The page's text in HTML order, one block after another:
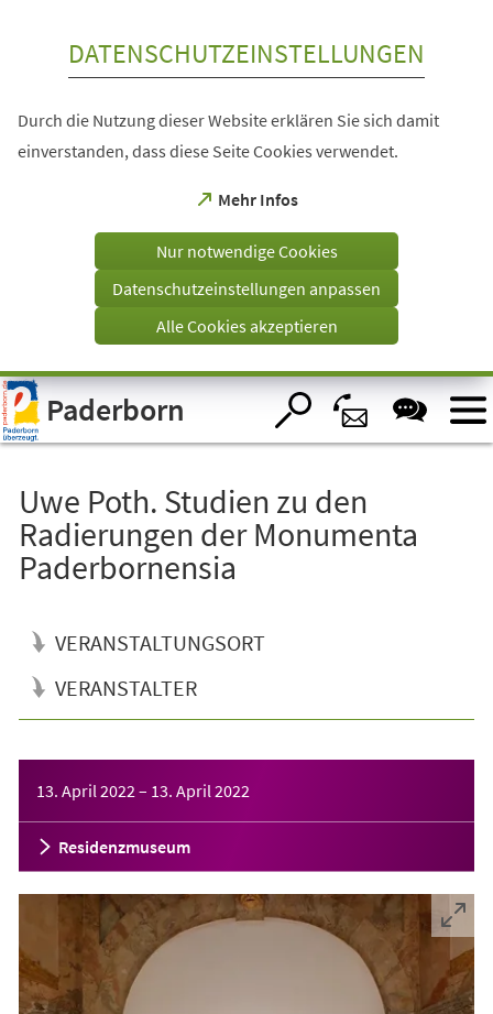
Visuelle
Assistenzsoftware
öffnen.
DATENSCHUTZEINSTELLUNGEN
Durch die Nutzung dieser Website erklären Sie sich damit
einverstanden, dass diese Seite Cookies verwendet.
Mehr Infos
(Öffnet
einem
Tab)
Nur notwendige Cookies
Datenschutzeinstellungen anpassen
Alle Cookies akzeptieren
Paderborn
Uwe Poth. Studien zu den
Radierungen der Monumenta
Paderbornensia
VERANSTALTUNGSORT
VERANSTALTER
13. April 2022 – 13. April 2022
Residenzmuseum